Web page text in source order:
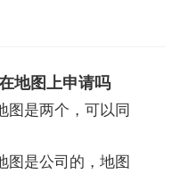
地图上申请吗
图是两个，可以同
图是公司的，地图